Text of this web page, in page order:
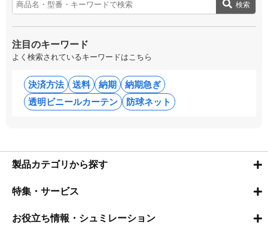
検索
注目のキーワード
よく検索されているキーワードはこちら
決済方法 送料 納期
納期急ぎ
透明ビニールカーテン
防球ネット
製品カテゴリから探す
特集・サービス
お役立ち情報・シュミレーション